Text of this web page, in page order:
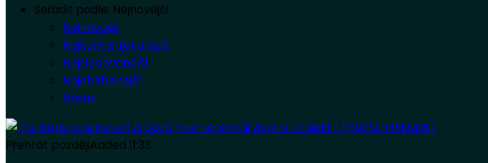
Seřadit podle: Nejnovější
Nejnovější
Nejkomentovanější
Nejsledovanější
Nejoblíbenější
Název
Přehrát pozdějiAdded 11:33